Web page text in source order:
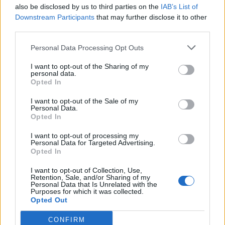
also be disclosed by us to third parties on the IAB’s List of
Downstream Participants that may further disclose it to other
Personal Data Processing Opt Outs
I want to opt-out of the Sharing of my
personal data.
Opted In
I want to opt-out of the Sale of my
Personal Data.
Opted In
I want to opt-out of processing my
Personal Data for Targeted Advertising.
Opted In
I want to opt-out of Collection, Use,
Retention, Sale, and/or Sharing of my
Personal Data that Is Unrelated with the
Purposes for which it was collected.
Opted Out
CONFIRM
Ενοίκια: Τέλος στις πληρωμές με μετρητά από
1η Οκτώβρη
06/08/2026 10:29